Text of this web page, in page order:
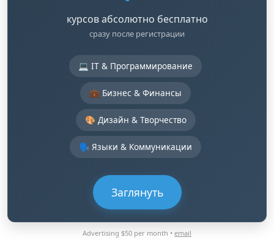
курсов абсолютно бесплатно
сразу после регистрации
💻 IT & Программирование
💼 Бизнес & Финансы
🎨 Дизайн & Творчество
🗣️ Языки & Коммуникации
Заглянуть
Advertising $50 per month • email